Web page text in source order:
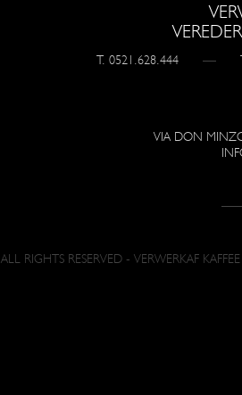
T. 0521.628.444
VIA DON
ALL RIGHTS RESERVED - VERWERKAF